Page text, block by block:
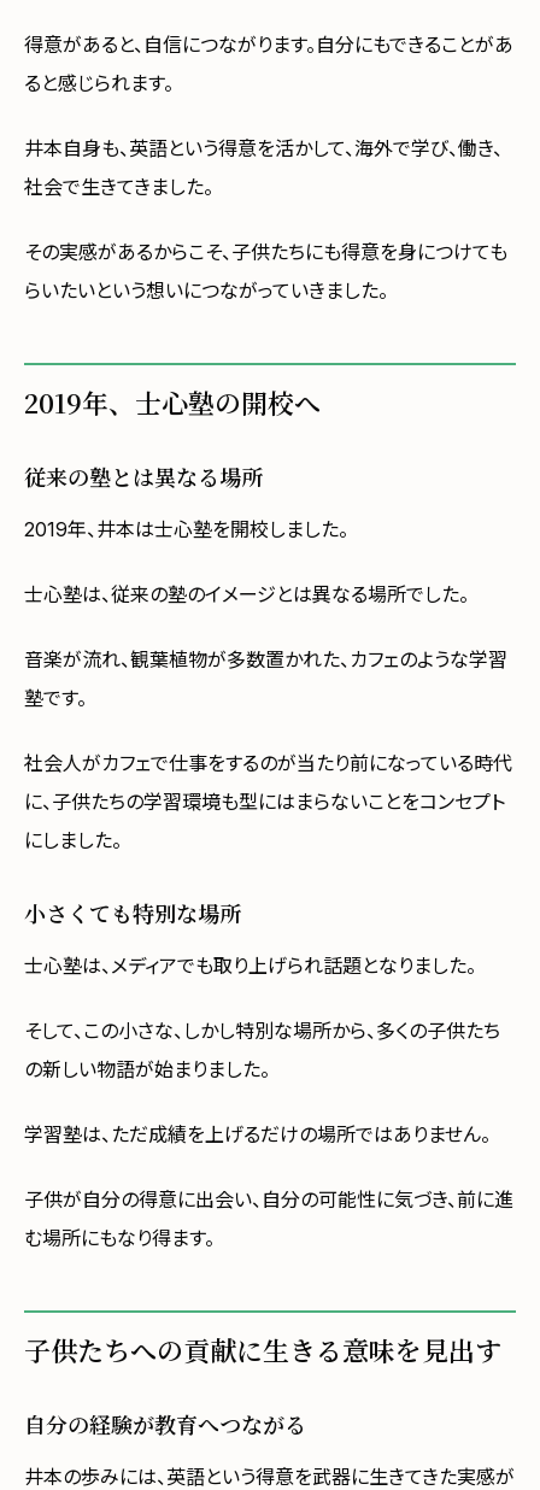
得意があると、自信につながります。自分にもできることがあ
ると感じられます。
井本自身も、英語という得意を活かして、海外で学び、働き、
社会で生きてきました。
その実感があるからこそ、子供たちにも得意を身につけても
らいたいという想いにつながっていきました。
2019年、士心塾の開校へ
従来の塾とは異なる場所
2019年、井本は士心塾を開校しました。
士心塾は、従来の塾のイメージとは異なる場所でした。
音楽が流れ、観葉植物が多数置かれた、カフェのような学習
塾です。
社会人がカフェで仕事をするのが当たり前になっている時代
に、子供たちの学習環境も型にはまらないことをコンセプト
にしました。
小さくても特別な場所
士心塾は、メディアでも取り上げられ話題となりました。
そして、この小さな、しかし特別な場所から、多くの子供たち
の新しい物語が始まりました。
学習塾は、ただ成績を上げるだけの場所ではありません。
子供が自分の得意に出会い、自分の可能性に気づき、前に進
む場所にもなり得ます。
子供たちへの貢献に生きる意味を見出す
自分の経験が教育へつながる
井本の歩みには、英語という得意を武器に生きてきた実感が